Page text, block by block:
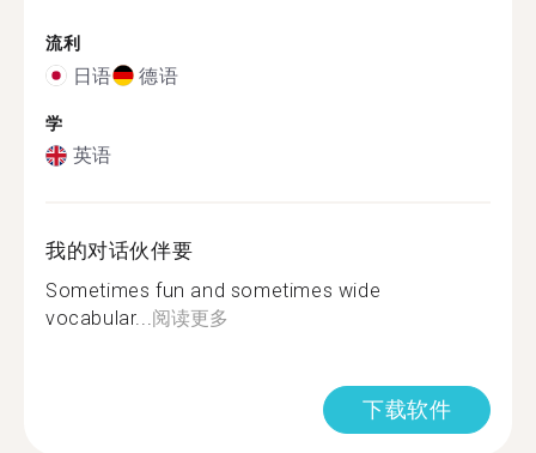
流利
日语 德语
学
英语
我的对话伙伴要
Sometimes fun and sometimes wide
vocabular...阅读更多
下载软件